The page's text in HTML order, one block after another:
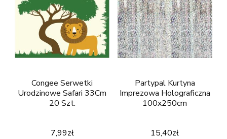
Congee Serwetki
Urodzinowe Safari 33Cm
20 Szt.
7,99zł
Partypal Kurtyna
Imprezowa Holograficzna
100x250cm
15,40zł